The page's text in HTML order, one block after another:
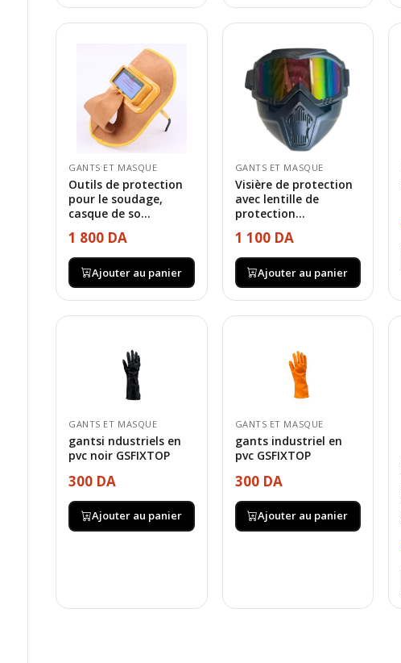
GANTS ET MASQUE
Outils de protection
pour le soudage,
casque de so...
1 800 DA
Ajouter au panier
GANTS ET MASQUE
Visière de protection
avec lentille de
protection...
1 100 DA
Ajouter au panier
GANTS ET MASQUE
gantsi ndustriels en
pvc noir GSFIXTOP
300 DA
Ajouter au panier
GANTS ET MASQUE
gants industriel en
pvc GSFIXTOP
300 DA
Ajouter au panier